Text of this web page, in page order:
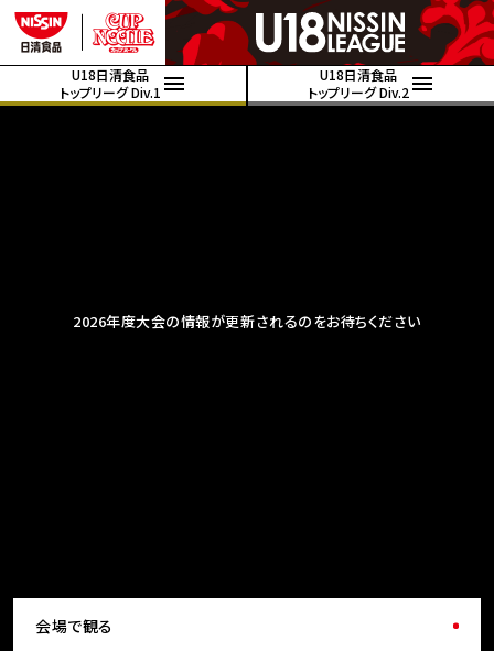
U18日清食品
トップリーグ Div.1
U18日清食品
トップリーグ Div.2
2026年度大会の情報が更新されるのをお待ちください
会場で観る